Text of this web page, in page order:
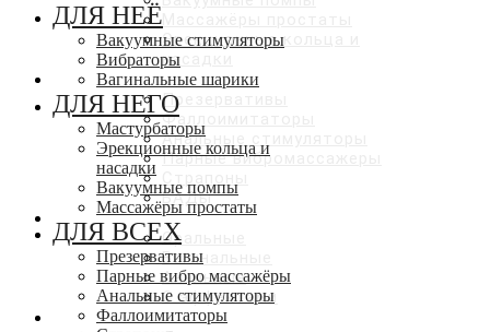
Эрекционные кольца и
насадки
ДЛЯ ВСЕХ
Презервативы
Фаллоимитаторы
Анальные стимуляторы
Парные вибромассажеры
БАДы
ЛУБРИКАНТЫ
Оральные
Вагинальные
Анальные
С эффектами
КОСМЕТИКА И УХОД
ДЛЯ НЕЁ
Вакуумные стимуляторы
Вибраторы
Вагинальные шарики
ДЛЯ НЕГО
Мастурбаторы
Эрекционные кольца и
насадки
Вакуумные помпы
Массажёры простаты
ДЛЯ ВСЕХ
Презервативы
Парные вибро массажёры
Анальные стимуляторы
Фаллоимитаторы